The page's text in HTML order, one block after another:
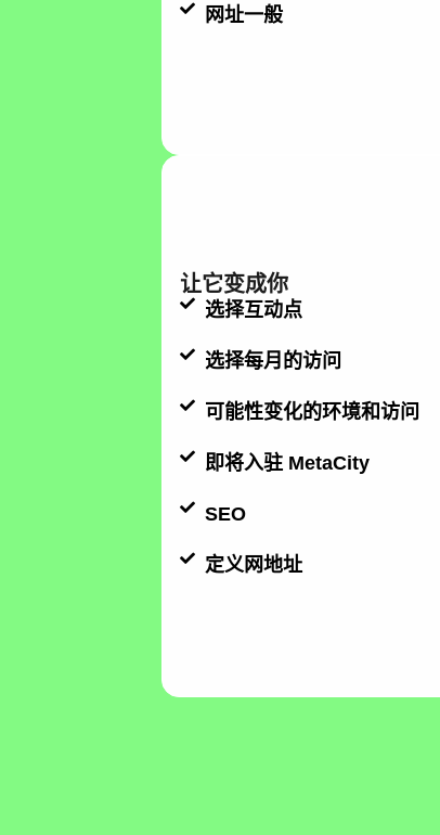
网址一般
让它变成你
选择互动点
选择每月的访问
可能性变化的环境和访问
即将入驻 MetaCity
SEO
定义网地址